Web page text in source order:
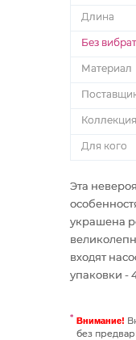
Длина
Без
Материал
Коллекция
Для кого
Эта
украшена
входят
упаковки -
Внимание!
без